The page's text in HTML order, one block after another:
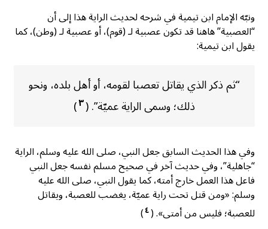
ونبّه الإمام ابن تيمية في شرحه لحديث الراية هذا إلى أن
“العصبية” هاهنا قد تكون عصبية لـ (قوم)، أو عصبية لـ (وطن)، كما
يقول ابن تيمية:
“ثم ذكر الذي يقاتل تعصبا لقومه، أو أهل بلده، ونحو
ذلك؛ وسمى الراية عميّة”. (٣)
وفي هذا الحديث السابق جعل النبي، صلى الله عليه وسلم، الراية
“جاهلية”، وفي حديث آخر في صحيح مسلم نفسه جعل النبي
فاعل هذا العمل خارج أمته، كما يقول النبي، صلى الله عليه
وسلم: «ومن قتل تحت راية عميّة، يغضب للعصبة، ويقاتل
للعصبة؛ فليس من أمتى». (٤)